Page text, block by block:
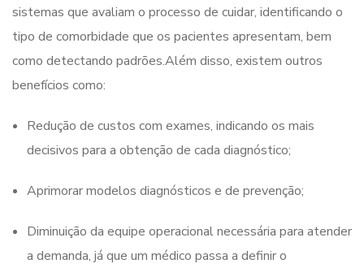
sistemas que avaliam o processo de cuidar, identificando o
tipo de comorbidade que os pacientes apresentam, bem
como detectando padrões.Além disso, existem outros
benefícios como:
Redução de custos com exames, indicando os mais
decisivos para a obtenção de cada diagnóstico;
Aprimorar modelos diagnósticos e de prevenção;
Diminuição da equipe operacional necessária para atender
a demanda, já que um médico passa a definir o